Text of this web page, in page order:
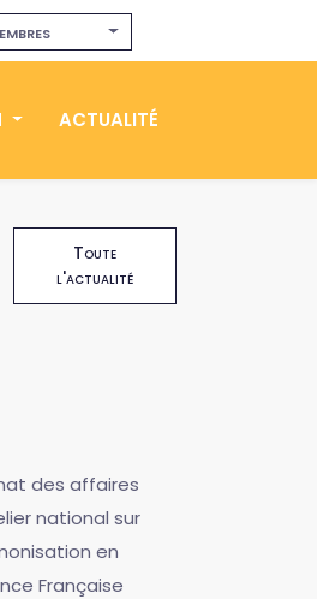
ACTUALITÉ
Toute
l'actualité
des affaires
national sur
en
Française